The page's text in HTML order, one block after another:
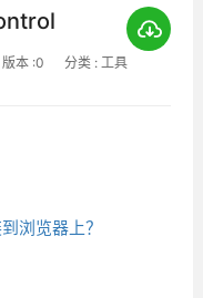
版本 :0 分类 : 工具
浏览器上？